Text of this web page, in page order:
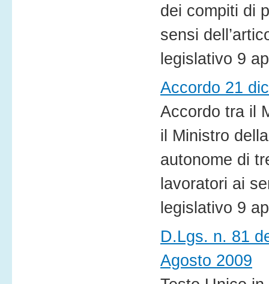
dei compiti di
sensi
legislativo 9
Accordo 21
Accordo tra il
il Ministro
autonome di
lavoratori ai
legislativo 9
D.Lgs. n. 81
Agosto 2009